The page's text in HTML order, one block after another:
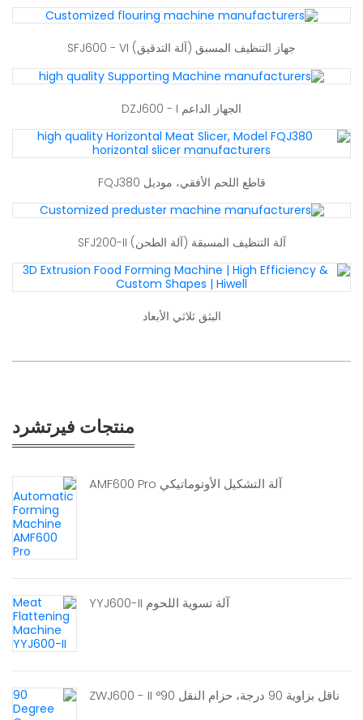
جهاز التنظيف المسبق (آلة التدقيق) SFJ600 - VI
الجهاز الداعم DZJ600 - I
قاطع اللحم الأفقي، موديل FQJ380
آلة التنظيف المسبقة (آلة الطحن) SFJ200-II
البثق ثلاثي الأبعاد
منتجات فيرتشرد
آلة التشكيل الأوتوماتيكي AMF600 Pro
آلة تسوية اللحوم YYJ600-II
ناقل بزاوية 90 درجة، حزام النقل 90° ZWJ600 - II